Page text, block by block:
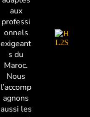
aux
professi
onnels
exigeant
s du
Maroc.
Nous
l’accomp
agnons
aussi les